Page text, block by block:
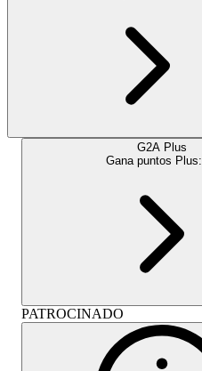
G2A Plus
Gana puntos Plus:
PATROCINADO